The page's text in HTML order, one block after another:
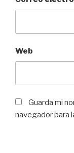
Web
Guarda mi
navegador para